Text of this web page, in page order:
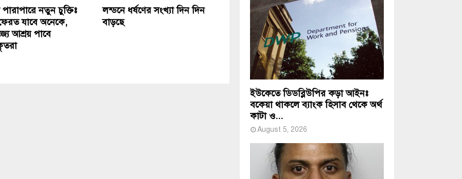
পারাপারে নতুন চুক্তিঃ
ফেরত যাবে অনেকে,
আশ্রয় পাবে
লন্ডনে ধর্ষণের সংখ্যা দিন দিন
বাড়ছে
ইউকেতে ডিডব্লিউপির কড়া আইনঃ
বকেয়া থাকলে ব্যাংক হিসাব থেকে অর্থ
কাটা ও...
August 5, 2026